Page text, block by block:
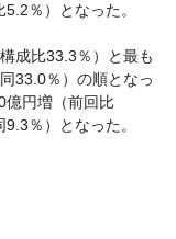
％）となった。
成比33.3％）と最も
33.0％）の順となっ
億円増（前回比
％）となった。